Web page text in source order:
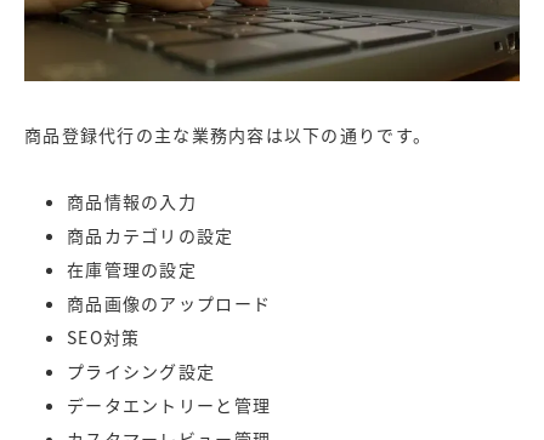
商品登録代行の主な業務内容は以下の通りです。
商品情報の入力
商品カテゴリの設定
在庫管理の設定
商品画像のアップロード
SEO対策
プライシング設定
データエントリーと管理